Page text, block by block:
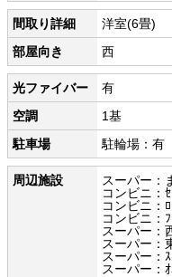
間取り詳細
洋室(6畳)
部屋向き
西
光ファイバー
有
空調
1基
駐車場
駐輪場：有
周辺施設
スーパー
コンビニ：
コンビニ：
コンビニ：
スーパー
スーパー：
スーパー：
スーパー：